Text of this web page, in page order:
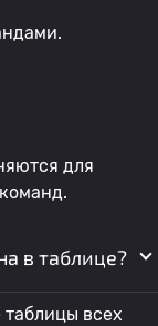
для
в таблице?
всех